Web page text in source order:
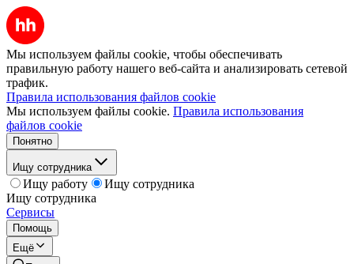
Мы используем файлы cookie, чтобы обеспечивать
правильную работу нашего веб-сайта и анализировать сетевой
трафик.
Правила использования файлов cookie
Мы используем файлы cookie. Правила использования
файлов cookie
Понятно
Ищу сотрудника
Ищу работу
Ищу сотрудника
Ищу сотрудника
Сервисы
Помощь
Ещё